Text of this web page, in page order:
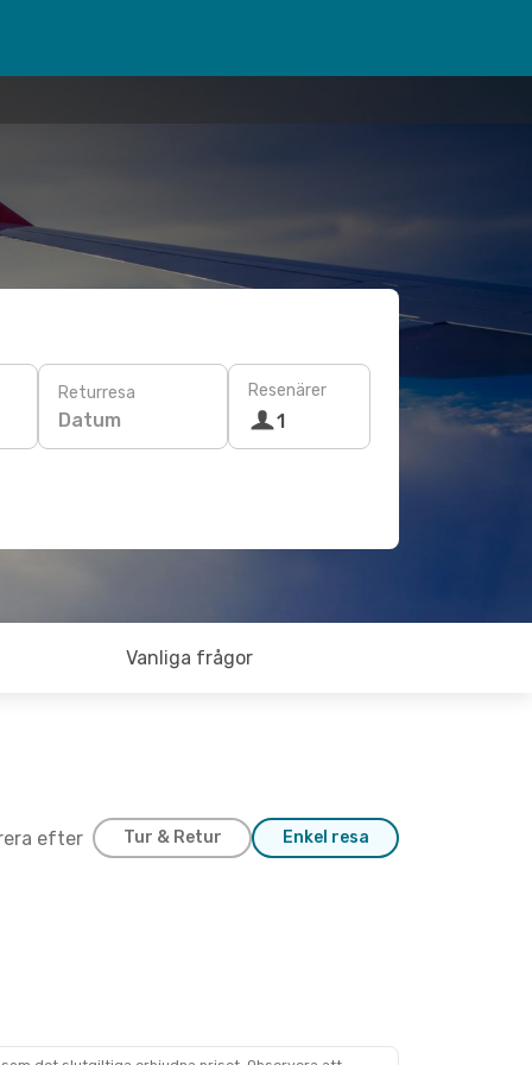
Returresa
Datum
Resenärer
1
Vanliga frågor
efter Tur & Retur Enkel resa